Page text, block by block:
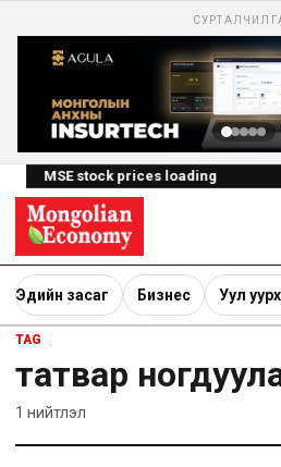
MSE stock prices loading
Эдийн засаг Бизнес Уул
TAG
татвар
1 нийтлэл